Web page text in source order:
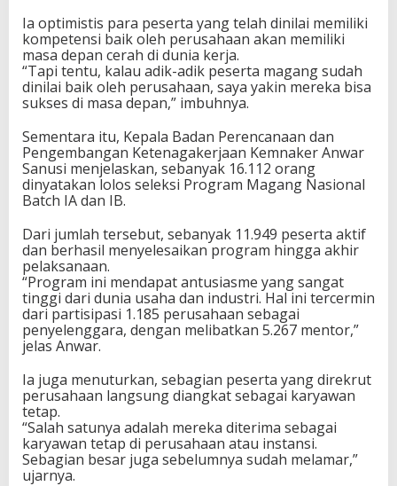
Ia optimistis para peserta yang telah dinilai memiliki
kompetensi baik oleh perusahaan akan memiliki
masa depan cerah di dunia kerja.
“Tapi tentu, kalau adik-adik peserta magang sudah
dinilai baik oleh perusahaan, saya yakin mereka bisa
sukses di masa depan,” imbuhnya.
Sementara itu, Kepala Badan Perencanaan dan
Pengembangan Ketenagakerjaan Kemnaker Anwar
Sanusi menjelaskan, sebanyak 16.112 orang
dinyatakan lolos seleksi Program Magang Nasional
Batch IA dan IB.
Dari jumlah tersebut, sebanyak 11.949 peserta aktif
dan berhasil menyelesaikan program hingga akhir
pelaksanaan.
“Program ini mendapat antusiasme yang sangat
tinggi dari dunia usaha dan industri. Hal ini tercermin
dari partisipasi 1.185 perusahaan sebagai
penyelenggara, dengan melibatkan 5.267 mentor,”
jelas Anwar.
Ia juga menuturkan, sebagian peserta yang direkrut
perusahaan langsung diangkat sebagai karyawan
tetap.
“Salah satunya adalah mereka diterima sebagai
karyawan tetap di perusahaan atau instansi.
Sebagian besar juga sebelumnya sudah melamar,”
ujarnya.